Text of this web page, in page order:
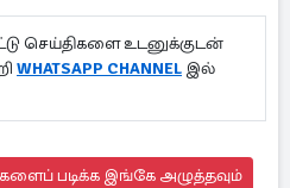
செய்திகளை உடனுக்குடன்
WHATSAPP CHANNEL இல்
படிக்க இங்கே அழுத்தவும்